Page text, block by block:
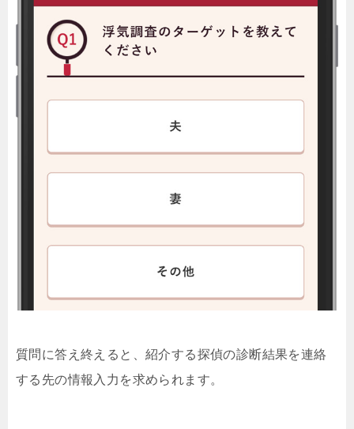
質問に答え終えると、紹介する探偵の診断結果を連絡
する先の情報入力を求められます。